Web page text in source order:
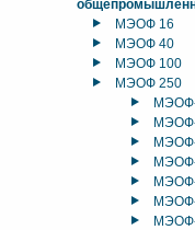
МЭОФ 16
МЭОФ 40
МЭОФ 100
МЭОФ 250